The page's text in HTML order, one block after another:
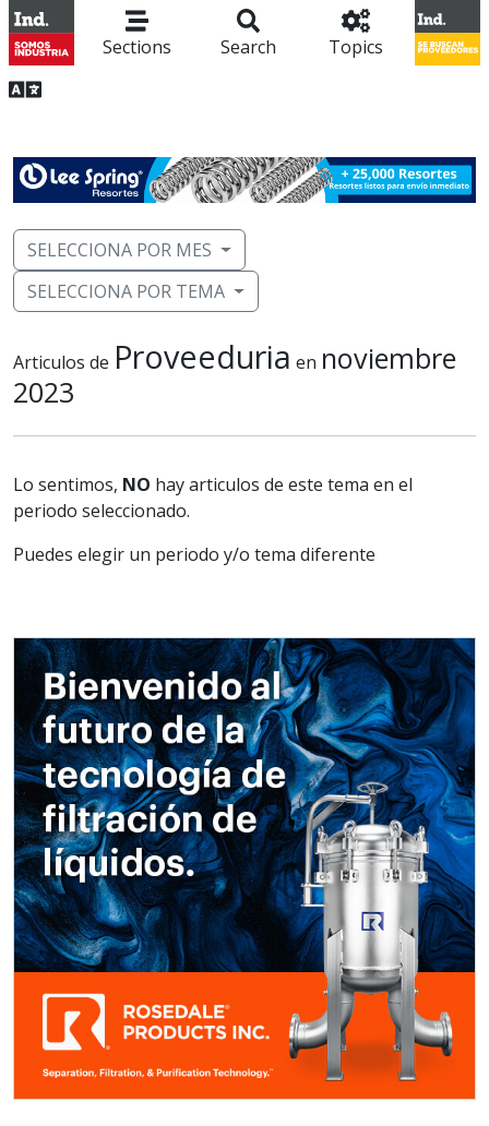
Sections Search Topics
SELECCIONA POR MES
SELECCIONA POR TEMA
Articulos de Proveeduria en noviembre
2023
Lo sentimos, NO hay articulos de este tema en el
periodo seleccionado.
Puedes elegir un periodo y/o tema diferente